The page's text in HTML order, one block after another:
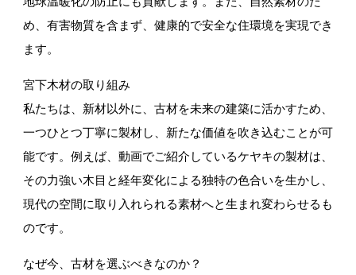
木づかい仲間のご紹介(仕入先・販売先)
め、有害物質を含まず、健康的で安全な住環境を実現でき
ます。
宮下木材の取り組み
私たちは、新材以外に、古材を未来の建築に活かすため、
一つひとつ丁寧に製材し、新たな価値を吹き込むことが可
能です。例えば、動画でご紹介しているケヤキの製材は、
その力強い木目と経年変化による独特の色合いを生かし、
現代の空間に取り入れられる素材へと生まれ変わらせるも
のです。
なぜ今、古材を選ぶべきなのか？